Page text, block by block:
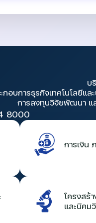
บ
อบการธุรกิจเทคโนโลยีแล
การลงทุนวิจัยพัฒนา แล
8000
การเงิน
โครงสร้
และนิคม